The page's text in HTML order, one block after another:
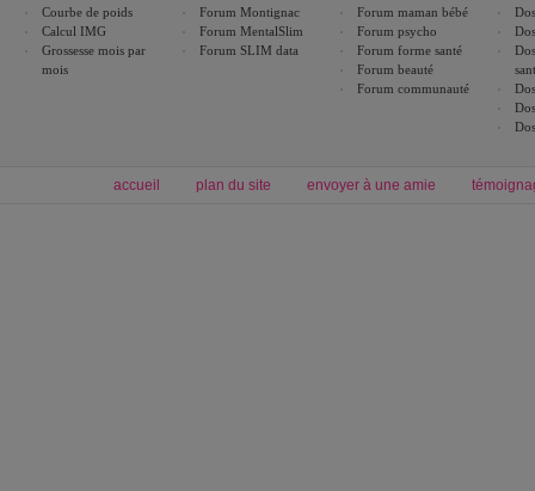
Courbe de poids
Calcul IMG
Grossesse mois par
mois
Forum Montignac
Forum MentalSlim
Forum SLIM data
Forum maman bébé
Forum psycho
Forum forme santé
Forum beauté
Forum communauté
accueil plan du site envoyer à une amie